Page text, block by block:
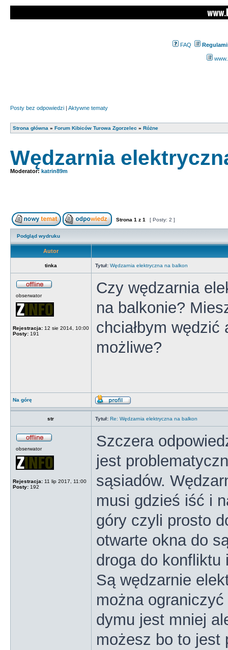
FAQ
Posty bez odpowiedzi | Aktywne tematy
Strona główna » Forum Kibiców Turowa Zgorzelec » Różne
Wędzarnia
Moderator: katrin89m
Strona 1 z 1 [ Posty: 2 ]
Podgląd wydruku
Autor
tinka Tytuł: Wędzarnia elektryczna na balkon
obserwator
Rejestracja: 12 sie 2014, 10:00
Posty: 191
Czy wędzarnia
na balkonie?
chciałbym
możliwe?
Na górę
str Tytuł: Re: Wędzarnia elektryczna na balkon
obserwator
Rejestracja: 11 lip 2017, 11:00
Posty: 192
Szczera
jest
sąsiadów.
musi gdzieś iść i
góry czyli prosto
otwarte okna do
droga do konfliktu
Są wędzarnie
można
dymu jest mniej
możesz bo to jest